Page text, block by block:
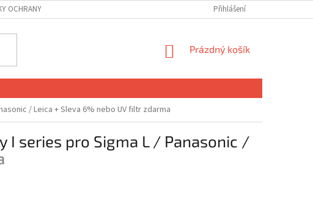
OCHRANY OSOBNÍCH ÚDAJŮ Přihlášení
NÁKUPNÍ
Prázdný košík
/ Leica + Sleva 6% nebo UV filtr zdarma
I series pro Sigma L / Panasonic /